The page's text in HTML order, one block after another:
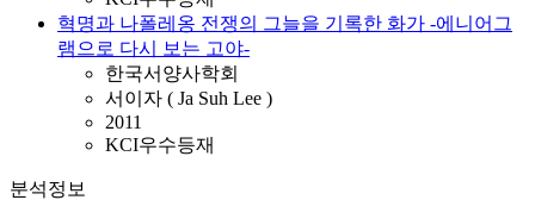
혁명과 나폴레옹 전쟁의 그늘을 기록한 화가 -에니어그
램으로 다시 보는 고야-
한국서양사학회
서이자 ( Ja Suh Lee )
2011
KCI우수등재
분석정보